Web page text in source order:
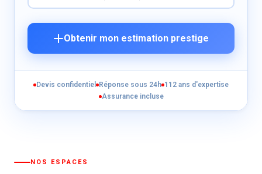
Obtenir mon estimation prestige
Devis confidentiel Réponse sous 24h 112 ans d'expertise
Assurance incluse
NOS ESPACES